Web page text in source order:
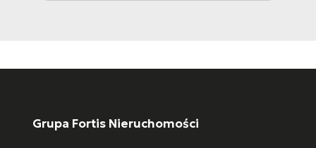
Grupa Fortis Nieruchomości